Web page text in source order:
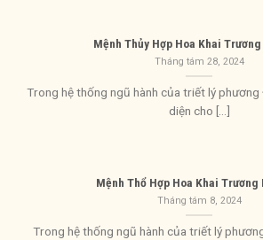
Mệnh Thủy Hợp Hoa Khai Trương
Tháng tám 28, 2024
Trong hệ thống ngũ hành của triết lý phương
diện cho [...]
Mệnh Thổ Hợp Hoa Khai Trương
Tháng tám 8, 2024
Trong hệ thống ngũ hành của triết lý